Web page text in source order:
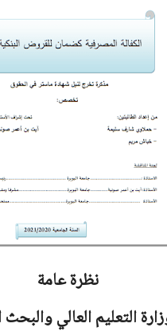
نظرة عامة
التعليم العالي والبحث